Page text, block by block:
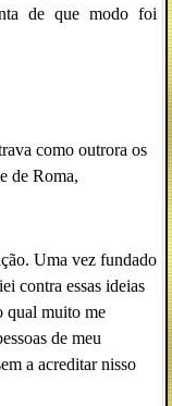
de que modo foi
como outrora os
de Roma,
Uma vez fundado
contra essas ideias
qual muito me
de meu
a acreditar nisso